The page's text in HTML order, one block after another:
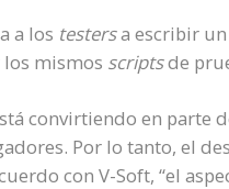
a los testersa escribir un
mismos scriptsde
convirtiendo en parte
Por lo tanto, el
con V-Soft, “el